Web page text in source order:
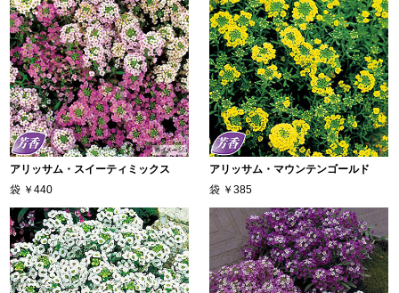
アリッサム・スイーティミックス
袋 ￥440
アリッサム・マウンテンゴールド
袋 ￥385